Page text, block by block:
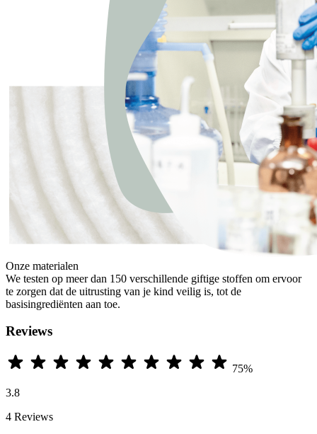
Onze materialen
We testen op meer dan 150 verschillende giftige stoffen om ervoor
te zorgen dat de uitrusting van je kind veilig is, tot de
basisingrediënten aan toe.
Reviews
75%
3.8
4 Reviews